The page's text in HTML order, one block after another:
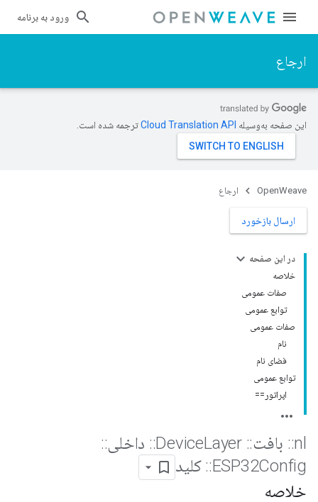
ورود به برنامه
ارجاع
این صفحه به‌وسیله ترجمه شده است.
OpenWeave ارجاع
ارسال بازخورد
در این صفحه
خلاصه
صفات عمومی
توابع عمومی
صفات عمومی
نام
فضای نام
توابع عمومی
اپراتور==
nl
:: بافت::
Device
Layer
:: داخلی::
ESP32Config
:: کلید
خلاصه